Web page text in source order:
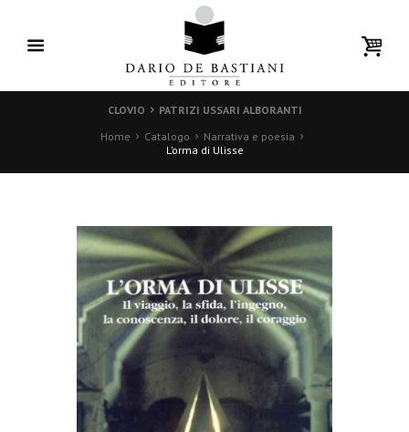
CLOVIO
PATRIZI USSARI ALBORANTI
Home
Catalogo
Narrativa e poesia
L’orma di Ulisse